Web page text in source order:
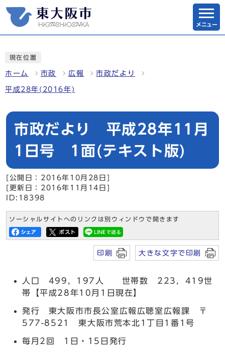
メニュー
現在位置
ホーム 市政 広報 市政だより
平成28年(2016年)
市政だより 平成28年11月
1日号 1面(テキスト版)
[公開日：2016年10月28日]
[更新日：2016年11月14日]
ID:18398
ソーシャルサイトへのリンクは別ウィンドウで開きます
印刷 大きな文字で印刷
人口 499，197人 世帯数 223，419世
帯【平成28年10月1日現在】
発行 東大阪市市長公室広報広聴室広報課 〒
577-8521 東大阪市荒本北1丁目1番1号
毎月2回 1日・15日発行